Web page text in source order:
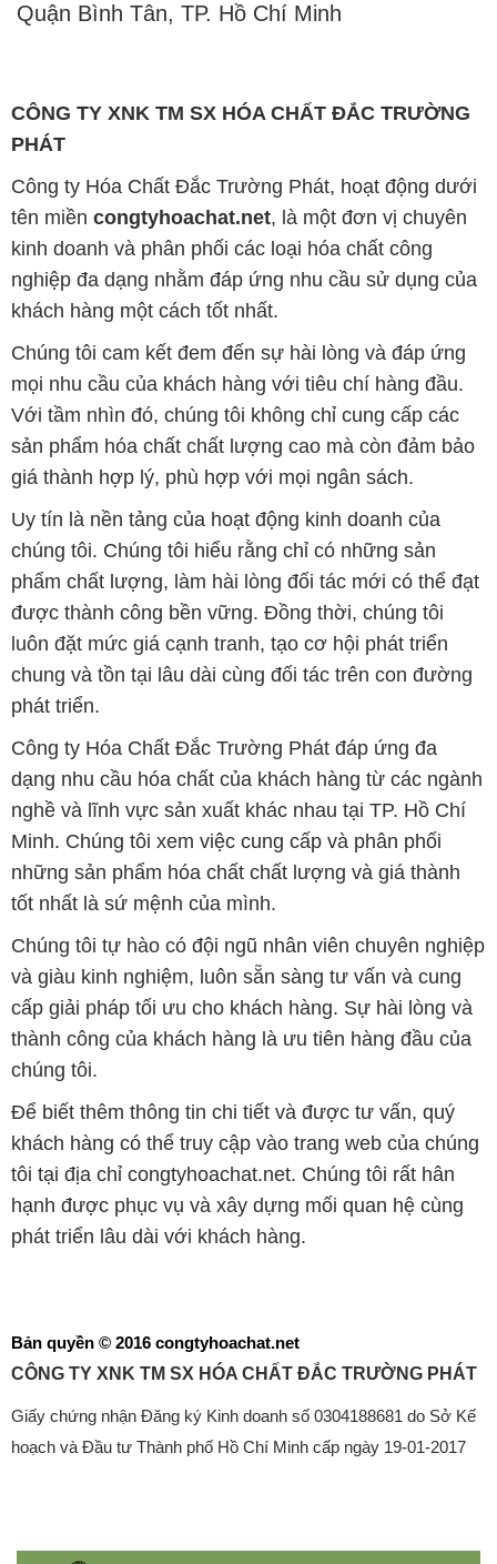
Quận Bình Tân, TP. Hồ Chí Minh
CÔNG TY XNK TM SX HÓA CHẤT ĐẮC TRƯỜNG
PHÁT
Công ty Hóa Chất Đắc Trường Phát, hoạt động dưới
tên miền congtyhoachat.net, là một đơn vị chuyên
kinh doanh và phân phối các loại hóa chất công
nghiệp đa dạng nhằm đáp ứng nhu cầu sử dụng của
khách hàng một cách tốt nhất.
Chúng tôi cam kết đem đến sự hài lòng và đáp ứng
mọi nhu cầu của khách hàng với tiêu chí hàng đầu.
Với tầm nhìn đó, chúng tôi không chỉ cung cấp các
sản phẩm hóa chất chất lượng cao mà còn đảm bảo
giá thành hợp lý, phù hợp với mọi ngân sách.
Uy tín là nền tảng của hoạt động kinh doanh của
chúng tôi. Chúng tôi hiểu rằng chỉ có những sản
phẩm chất lượng, làm hài lòng đối tác mới có thể đạt
được thành công bền vững. Đồng thời, chúng tôi
luôn đặt mức giá cạnh tranh, tạo cơ hội phát triển
chung và tồn tại lâu dài cùng đối tác trên con đường
phát triển.
Công ty Hóa Chất Đắc Trường Phát đáp ứng đa
dạng nhu cầu hóa chất của khách hàng từ các ngành
nghề và lĩnh vực sản xuất khác nhau tại TP. Hồ Chí
Minh. Chúng tôi xem việc cung cấp và phân phối
những sản phẩm hóa chất chất lượng và giá thành
tốt nhất là sứ mệnh của mình.
Chúng tôi tự hào có đội ngũ nhân viên chuyên nghiệp
và giàu kinh nghiệm, luôn sẵn sàng tư vấn và cung
cấp giải pháp tối ưu cho khách hàng. Sự hài lòng và
thành công của khách hàng là ưu tiên hàng đầu của
chúng tôi.
Để biết thêm thông tin chi tiết và được tư vấn, quý
khách hàng có thể truy cập vào trang web của chúng
tôi tại địa chỉ congtyhoachat.net. Chúng tôi rất hân
hạnh được phục vụ và xây dựng mối quan hệ cùng
phát triển lâu dài với khách hàng.
Bản quyền © 2016 congtyhoachat.net
CÔNG TY XNK TM SX HÓA CHẤT ĐẮC TRƯỜNG PHÁT
Giấy chứng nhận Đăng ký Kinh doanh số 0304188681 do Sở Kế
hoạch và Đầu tư Thành phố Hồ Chí Minh cấp ngày 19-01-2017